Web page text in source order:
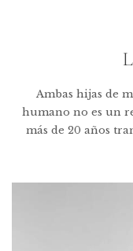
Ambas hijas de
humano no es un
más de 20 años